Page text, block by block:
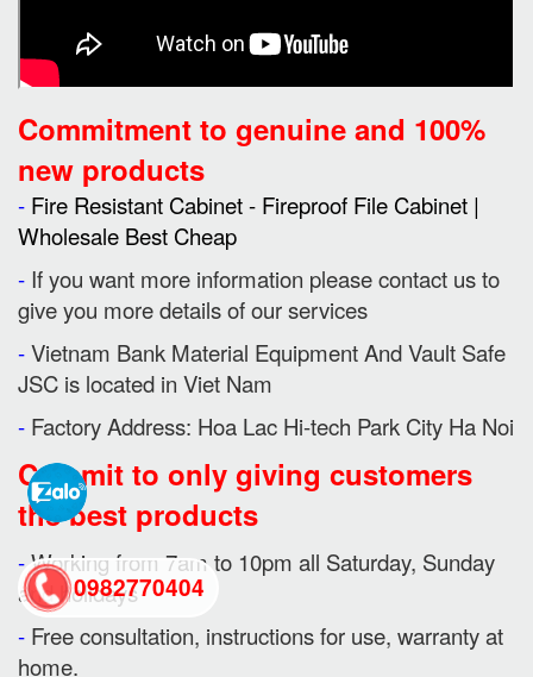
Commitment to genuine and 100%
new products
- Fire Resistant Cabinet - Fireproof File Cabinet |
Wholesale Best Cheap
- If you want more information please contact us to
give you more details of our services
-Vietnam Bank Material Equipment And Vault Safe
JSC is located in Viet Nam
- Factory Address: Hoa Lac Hi-tech Park City Ha Noi
Commit to only giving customers
the best products
-Working from 7am to 10pm all Saturday, Sunday
and holidays
- Free consultation, instructions for use, warranty at
home.
0982770404